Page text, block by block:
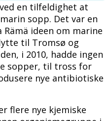
en tilfeldighet at
sopp. Det var en
ideen om marine
til Tromsø og
i 2010, hadde ingen
sopper, til tross for
nye antibiotiske
flere nye kjemiske